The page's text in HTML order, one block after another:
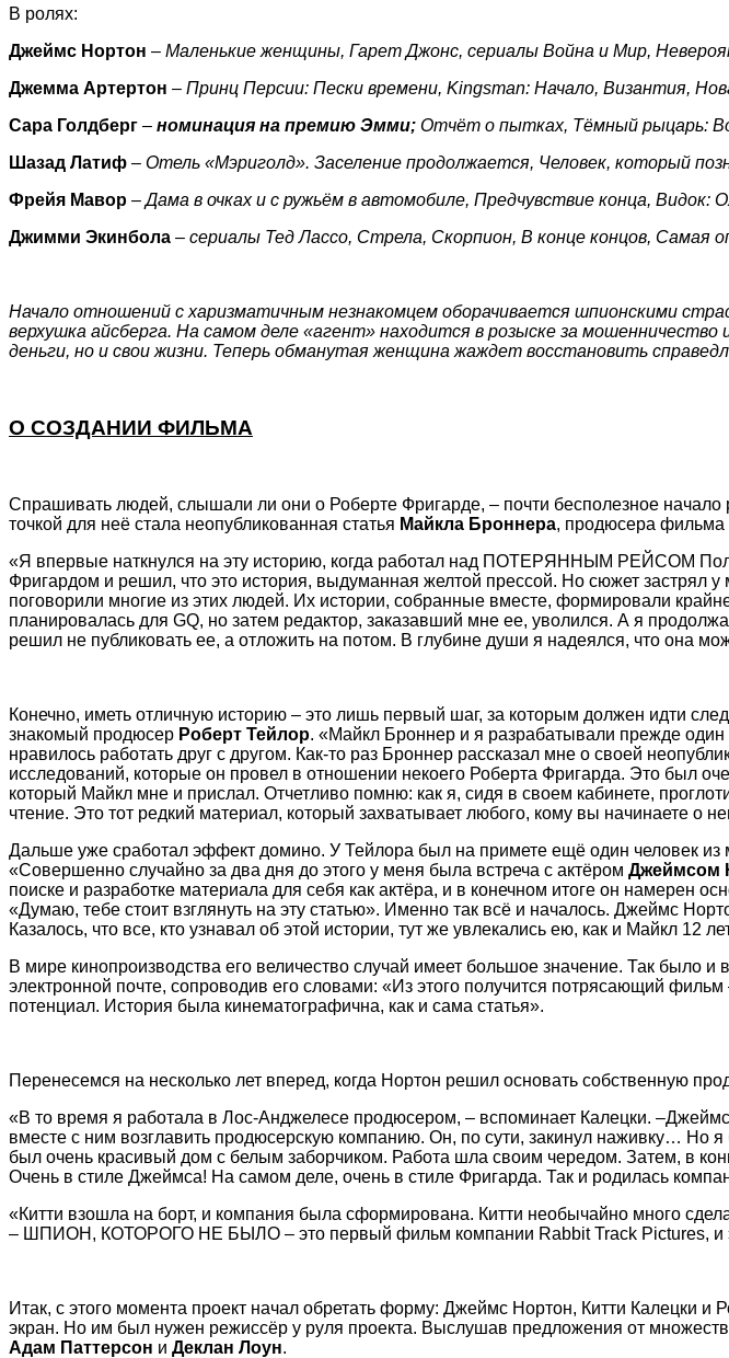
В ролях:
Джеймс Нортон – Маленькие женщины, Гарет Джонс, сериалы Война и Мир,
Джемма Артертон – Принц Персии: Пески времени, Kingsman: Начало, Византия,
Сара Голдберг – номинация на премию Эмми; Отчёт о пытках, Тёмный рыцарь:
Шазад Латиф – Отель «Мэриголд». Заселение продолжается, Человек, который
Фрейя Мавор –Дама в очках и с ружьём в автомобиле, Предчувствие конца,
Джимми Экинбола – сериалы Тед Лассо, Стрела, Скорпион, В конце концов,
Начало отношений с харизматичным незнакомцем оборачивается шпионскими
верхушка айсберга. На самом деле «агент» находится в розыске за
деньги, но и свои жизни. Теперь обманутая женщина жаждет восстановить
О СОЗДАНИИ ФИЛЬМА
Спрашивать людей, слышали ли они о Роберте Фригарде, – почти бесполезное
точкой для неё стала неопубликованная статья Майкла Броннера, продюсера
«Я впервые наткнулся на эту историю, когда работал над ПОТЕРЯННЫМ РЕЙСОМ
Фригардом и решил, что это история, выдуманная желтой прессой. Но сюжет
поговорили многие из этих людей. Их истории, собранные вместе, формировали
планировалась для GQ, но затем редактор, заказавший мне ее, уволился. А я
решил не публиковать ее, а отложить на потом. В глубине души я надеялся, что она
Конечно, иметь отличную историю – это лишь первый шаг, за которым должен идти
знакомый продюсер Роберт Тейлор. «Майкл Броннер и я разрабатывали прежде
нравилось работать друг с другом. Как-то раз Броннер рассказал мне о своей
исследований, которые он провел в отношении некоего Роберта Фригарда. Это был
который Майкл мне и прислал. Отчетливо помню: как я, сидя в своем кабинете,
чтение. Это тот редкий материал, который захватывает любого, кому вы начинаете о
Дальше уже сработал эффект домино. У Тейлора был на примете ещё один человек
«Совершенно случайно за два дня до этого у меня была встреча с актёром Джеймсом
поиске и разработке материала для себя как актёра, и в конечном итоге он
«Думаю, тебе стоит взглянуть на эту статью». Именно так всё и началось. Джеймс
Казалось, что все, кто узнавал об этой истории, тут же увлекались ею, как и Майкл 12
В мире кинопроизводства его величество случай имеет большое значение. Так
электронной почте, сопроводив его словами: «Из этого получится потрясающий
потенциал. История была кинематографична, как и сама статья».
Перенесемся на несколько лет вперед, когда Нортон решил основать собственную
«В то время я работала в Лос-Анджелесе продюсером, – вспоминает Калецки.
вместе с ним возглавить продюсерскую компанию. Он, по сути, закинул наживку… Но
был очень красивый дом с белым заборчиком. Работа шла своим чередом. Затем, в
Очень в стиле Джеймса! На самом деле, очень в стиле Фригарда. Так и родилась
«Китти взошла на борт, и компания была сформирована. Китти необычайно много
– ШПИОН, КОТОРОГО НЕ БЫЛО – это первый фильм компании Rabbit Track Pictures, и
Итак, с этого момента проект начал обретать форму: Джеймс Нортон, Китти Калецки
экран. Но им был нужен режиссёр у руля проекта. Выслушав предложения от
Адам Паттерсон и Деклан Лоун.